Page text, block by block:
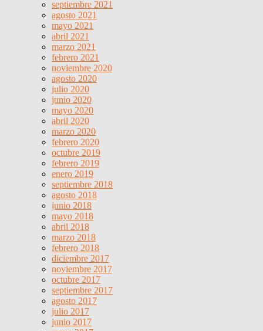
septiembre 2021
agosto 2021
mayo 2021
abril 2021
marzo 2021
febrero 2021
noviembre 2020
agosto 2020
julio 2020
junio 2020
mayo 2020
abril 2020
marzo 2020
febrero 2020
octubre 2019
febrero 2019
enero 2019
septiembre 2018
agosto 2018
junio 2018
mayo 2018
abril 2018
marzo 2018
febrero 2018
diciembre 2017
noviembre 2017
octubre 2017
septiembre 2017
agosto 2017
julio 2017
junio 2017